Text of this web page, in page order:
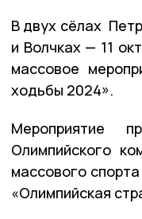
В двух сёлах
и Волчках — 11
массовое
ходьбы 2024».
Мероприятие
Олимпийского
массового
«Олимпийская